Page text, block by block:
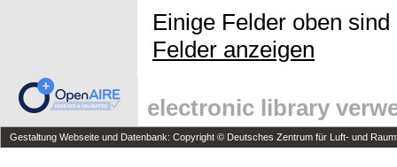
Einige Felder oben
Felder anzeigen
electronic library
Gestaltung Webseite und Datenbank: Copyright © Deutsches Zentrum für Luft- und